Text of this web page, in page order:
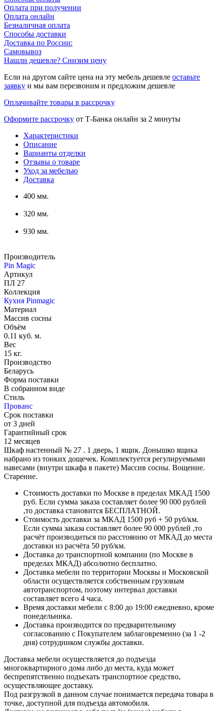
Оплата при получении
Оплата онлайн
Безналичная оплата
Способы доставки
Доставка по России:
Самовывоз
Нашли дешевле? Снизим цену
Если на другом сайте цена на эту мебель дешевле оставьте
заявку и мы вам перезвоним и предложим дешевле
Оплачивайте товары в рассрочку
Оформите рассрочку от Т-Банка онлайн за 2 минуты
Характеристики
Описание
Варианты отделки
Отзывы о товаре
Уход за мебелью
Доставка
400 мм.
320 мм.
930 мм.
Производитель
Pin Magic
Артикул
ПЛ 27
Коллекция
Кухня Pinmagic
Материал
Массив сосны
Объём
0.11 куб. м.
Вес
15 кг.
Производство
Беларусь
Форма поставки
В собранном виде
Стиль
Прованс
Срок поставки
от 3 дней
Гарантийный срок
12 месяцев
Шкаф настенный № 27 . 1 дверь, 1 ящик. Донышко ящика
набрано из тонких дощечек. Комплектуется регулируемыми
навесами (внутри шкафа в пакете) Массив сосны. Вощение.
Старение.
Стоимость доставки по Москве в пределах МКАД 1500
руб. Если сумма заказа составляет более 90 000 рублей
,то доставка становится БЕСПЛАТНОЙ.
Стоимость доставки за МКАД 1500 руб + 50 руб/км.
Если сумма заказа составляет более 90 000 рублей ,то
расчёт производиться по расстоянию от МКАД до места
доставки из расчёта 50 руб/км.
Доставка до транспортной компании (по Москве в
пределах МКАД) абсолютно бесплатно.
Доставка мебели по территории Москвы и Московской
области осуществляется собственным грузовым
автотранспортом, поэтому интервал доставки
составляет всего 4 часа.
Время доставки мебели с 8:00 до 19:00 ежедневно, кроме
понедельника.
Доставка производится по предварительному
согласованию с Покупателем заблаговременно (за 1 -2
дня) сотрудником службы доставки.
Доставка мебели осуществляется до подъезда
многоквартирного дома либо до места, куда может
беспрепятственно подъехать транспортное средство,
осуществляющее доставку.
Под разгрузкой в данном случае понимается передача товара в
точке, доступной для подъезда автомобиля.